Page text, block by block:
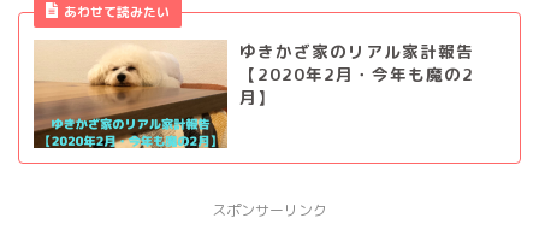
あわせて読みたい
ゆきかざ家のリアル家計報告
【2020年2月・今年も魔の2
月】
スポンサーリンク